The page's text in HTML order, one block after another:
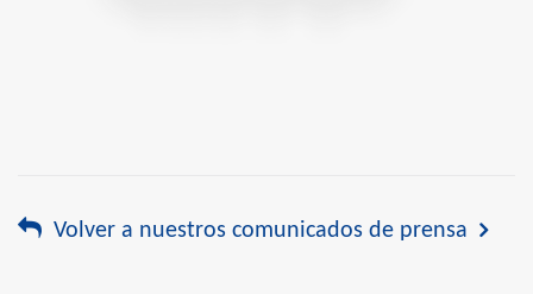
Volver a nuestros comunicados de prensa